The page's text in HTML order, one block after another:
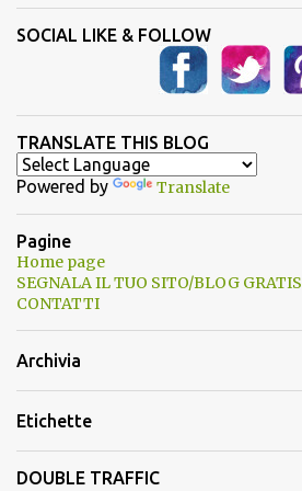
SOCIAL LIKE & FOLLOW
TRANSLATE THIS BLOG
Powered by Translate
Pagine
Home page
SEGNALA IL TUO SITO/BLOG GRATIS
CONTATTI
Archivia
Etichette
DOUBLE TRAFFIC